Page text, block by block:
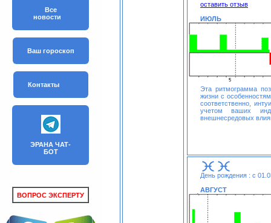
Все
новости
Ваш гороскоп
Контакты
ЭРАНА ЧАТ-
БОТ
ВОПРОС ЭКСПЕРТУ
оставить отзыв
ИЮЛЬ
Эта ритмограмма
жизни с
соответственно,
учетом ваших
внешнесредовых
День рождения : с
АВГУСТ